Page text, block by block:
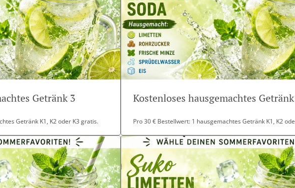
Getränk 3
Getränk K1, K2 oder K3 gratis.
Kostenloses hausgemachtes
Pro 30 € Bestellwert: 1 hausgemachtes Getränk K1, K2